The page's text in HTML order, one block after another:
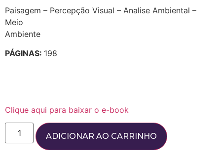
Paisagem – Percepção Visual – Analise Ambiental –
Meio
Ambiente
PÁGINAS: 198
Clique aqui para baixar o e-book
ADICIONAR AO CARRINHO